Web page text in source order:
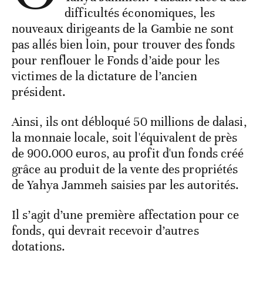
difficultés économiques, les
nouveaux dirigeants de la Gambie ne sont
pas allés bien loin, pour trouver des fonds
pour renflouer le Fonds d’aide pour les
victimes de la dictature de l’ancien
président.
Ainsi, ils ont débloqué 50 millions de dalasi,
la monnaie locale, soit l'équivalent de près
de 900.000 euros, au profit d'un fonds créé
grâce au produit de la vente des propriétés
de Yahya Jammeh saisies par les autorités.
Il s’agit d’une première affectation pour ce
fonds, qui devrait recevoir d’autres
dotations.